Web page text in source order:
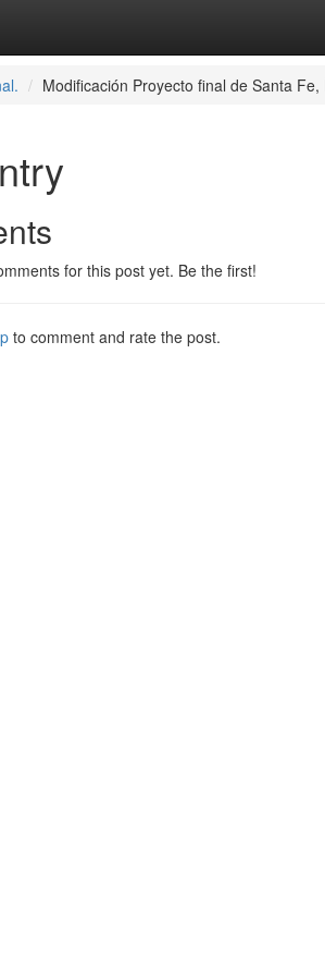
Modificación Proyecto final de Santa
for this post yet. Be the first!
to comment and rate the post.